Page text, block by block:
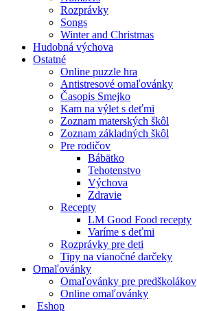
Rozprávky
Songs
Winter and Christmas
Hudobná výchova
Ostatné
Online puzzle hra
Antistresové omaľovánky
Časopis Smejko
Kam na výlet s deťmi
Zoznam materských škôl
Zoznam základných škôl
Pre rodičov
Bábätko
Tehotenstvo
Výchova
Zdravie
Recepty
LM Good Food recepty
Varíme s deťmi
Rozprávky pre deti
Tipy na vianočné darčeky
Omaľovánky
Omaľovánky pre predškolákov
Online omaľovánky
Eshop